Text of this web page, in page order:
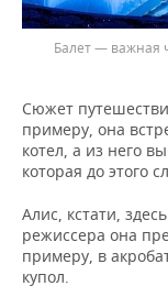
Балет — важная
Сюжет
примеру, она
котел, а из него
которая до этого
Алис, кстати,
режиссера она
примеру, в
купол.